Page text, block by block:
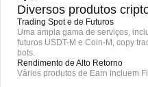
Diversos produtos
Trading Spot e de Futuros
Uma ampla gama de serviços,
futuros USDT-M e Coin-M, copy
bots.
Rendimento de Alto Retorno
Vários produtos de Earn incluem